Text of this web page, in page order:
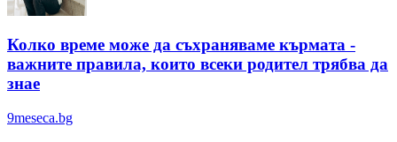
Колко време може да съхраняваме кърмата -
важните правила, които всеки родител трябва да
знае
9meseca.bg